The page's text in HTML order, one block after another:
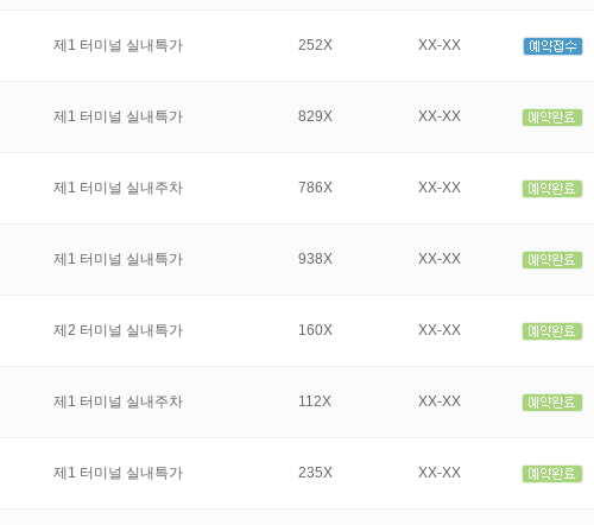
제1 터미널 실내특가 252X XX-XX
제1 터미널 실내특가 829X XX-XX
제1 터미널 실내주차 786X XX-XX
제1 터미널 실내특가 938X XX-XX
제2 터미널 실내특가 160X XX-XX
제1 터미널 실내주차 112X XX-XX
제1 터미널 실내특가 235X XX-XX